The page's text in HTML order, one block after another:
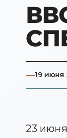
19 июня
23 июня